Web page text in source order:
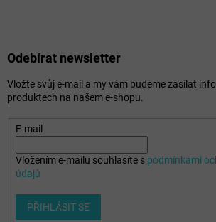
Odebírat newsletter
Vložte svůj e-mail a my vám budeme zasílat
produktech na našem e-shopu.
E-mail
Vložením e-mailu souhlasíte s podmínkami
údajů
PŘIHLÁSIT SE